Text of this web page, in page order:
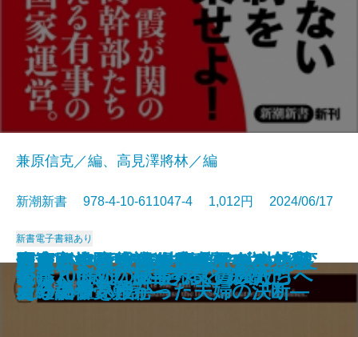
データ・ボール―アナリストは野
球をどう変えたのか―
脱炭素化は地球を救うか
オスの本懐
慶應高校野球部―「まかせる力」
が人を育てる―
歪んだ幸せを求める人たち―ケー
キの切れない非行少年たち3―
人生で大損しない文章術
義父母の介護
東京いい店はやる店―バブル前夜
からコロナ後まで―
不倫の心理学
国家の総力
兼原信克／編、高見澤將林／編
新潮新書 978-4-10-611047-4 1,012円 2024/06/17
新書電子書籍あり
間違い学―「ゼロリスク」と「レ
ジリエンス」―
知っている人は得をしている 宝
石の価値
とにかく可視化―仕事と会社を変
えるノウハウ―
メディアはなぜ左傾化するのか―
産経記者受難記―
苦しくて切ないすべての人たちへ
ルポ 海外「臓器売買」の闇
最適脳―6つの脳内物質で人生を変
える―
俺は100歳まで生きると決めた
ドキュメント 奇跡の子―トリソ
ミーの子を授かった夫婦の決断―
教養としてのイギリス貴族入門